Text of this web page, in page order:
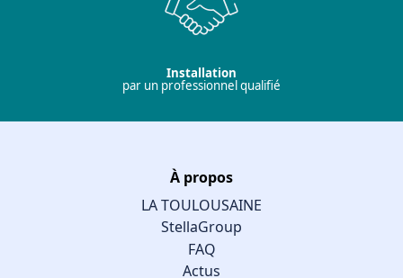
Installation
par un professionnel qualifié
À propos
LA TOULOUSAINE
StellaGroup
FAQ
Actus